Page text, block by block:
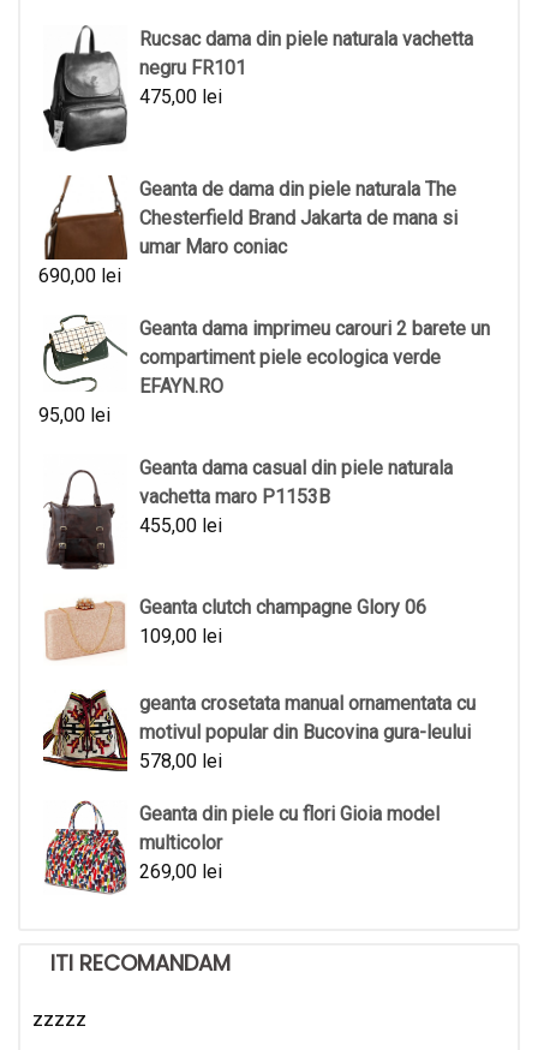
Rucsac dama din piele naturala vachetta
negru FR101
475,00 lei
Geanta de dama din piele naturala The
Chesterfield Brand Jakarta de mana si
umar Maro coniac
690,00 lei
Geanta dama imprimeu carouri 2 barete un
compartiment piele ecologica verde
EFAYN.RO
95,00 lei
Geanta dama casual din piele naturala
vachetta maro P1153B
455,00 lei
Geanta clutch champagne Glory 06
109,00 lei
geanta crosetata manual ornamentata cu
motivul popular din Bucovina gura-leului
578,00 lei
Geanta din piele cu flori Gioia model
multicolor
269,00 lei
ITI RECOMANDAM
zzzzz